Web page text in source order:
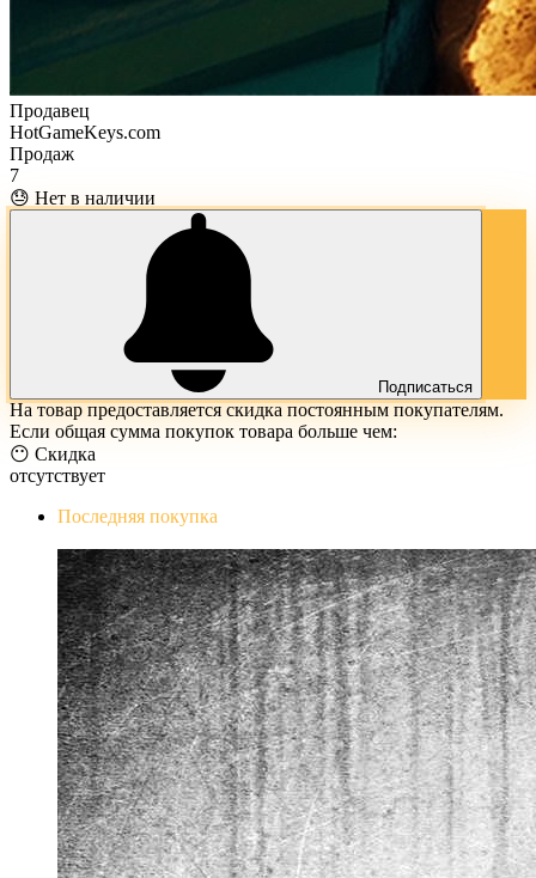
Продавец
HotGameKeys.com
Продаж
7
😓 Нет в наличии
Подписаться
На товар предоставляется скидка постоянным покупателям.
Если общая сумма покупок товара больше чем:
😶 Скидка
отсутствует
Последняя покупка